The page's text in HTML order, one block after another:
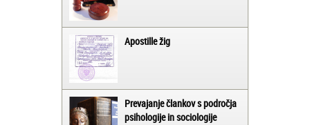
Apostille žig
Prevajanje člankov s področja
psihologije in sociologije